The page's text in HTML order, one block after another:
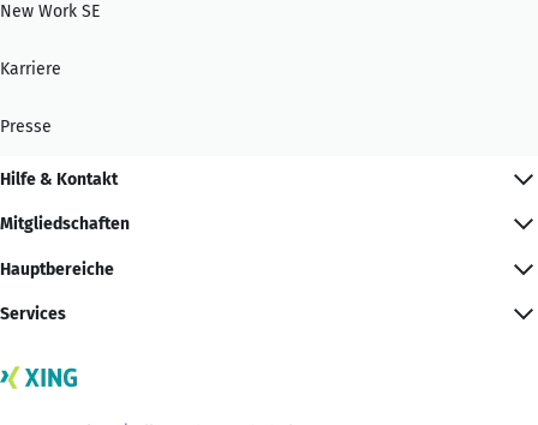
New Work SE
Karriere
Presse
Hilfe & Kontakt
Mitgliedschaften
Hauptbereiche
Services